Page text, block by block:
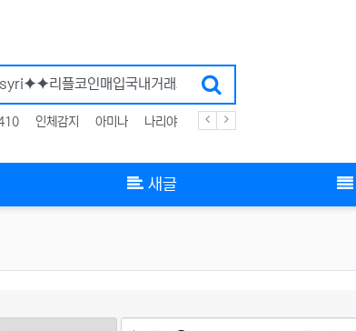
인체감지 아미나 나리야 플러그인
새글